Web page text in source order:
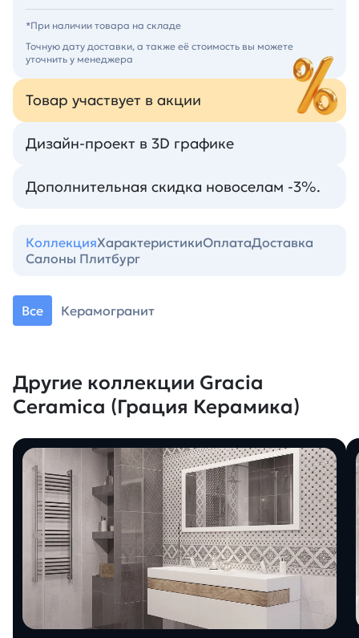
*При наличии товара на складе
Точную дату доставки, а также её стоимость вы можете
уточнить у менеджера
Товар участвует в акции
Дизайн-проект в 3D графике
Дополнительная скидка новоселам -3%.
КоллекцияХарактеристикиОплатаДоставка
Салоны Плитбург
Все Керамогранит
Другие коллекции Gracia
Ceramica (Грация Керамика)